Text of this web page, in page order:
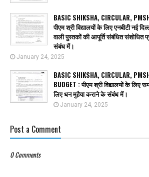
BASIC SHIKSHA, CIRCULAR,
पीएम श्री विद्यालयों के लिए एनबीटी नई
वाली पुस्तकों की आपूर्ति संबंधित
संबंध में।
January 24, 2025
BASIC SHIKSHA, CIRCULAR,
BUDGET : पीएम श्री विद्यालयों के लिए
लिए धन मुहैया कराने के संबंध में।
January 24, 2025
Post a Comment
0 Comments